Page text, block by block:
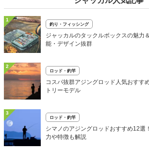
1
釣り・フィッシング
ジャッカルのタックルボックスの魅力
能・デザイン抜群
2
ロッド・釣竿
コスパ抜群アジングロッド人気おすす
トリーモデル
3
ロッド・釣竿
シマノのアジングロッドおすすめ12選
力や特徴も解説